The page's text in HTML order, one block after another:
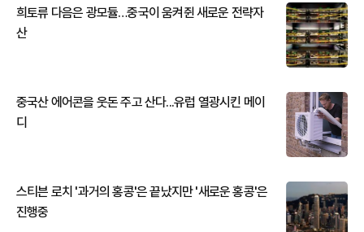
희토류 다음은 광모듈…중국이 움켜쥔 새로운 전략자
산
중국산 에어콘을 웃돈 주고 산다...유럽 열광시킨 메이
디
스티븐 로치 '과거의 홍콩'은 끝났지만 '새로운 홍콩'은
진행중